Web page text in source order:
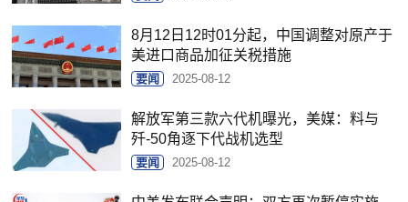
8月12日12时01分起，中国调整对原产于
美进口商品加征关税措施
要闻 2025-08-12
解放军第三款六代机曝光，美媒：料与
歼-50角逐下代战机选型
要闻 2025-08-12